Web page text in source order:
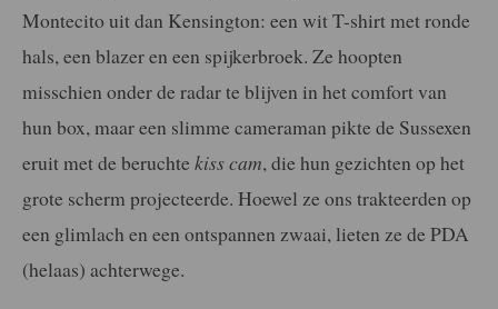
Montecito uit dan Kensington: een wit T-shirt met ronde
hals, een blazer en een spijkerbroek. Ze hoopten
misschien onder de radar te blijven in het comfort van
hun box, maar een slimme cameraman pikte de Sussexen
eruit met de beruchte kiss cam, die hun gezichten op het
grote scherm projecteerde. Hoewel ze ons trakteerden op
een glimlach en een ontspannen zwaai, lieten ze de PDA
(helaas) achterwege.